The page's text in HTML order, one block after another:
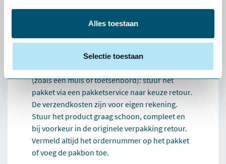
Alles toestaan
Selectie toestaan
vinden dat beter bij je past. Lukt dat niet, dan
verzorgen we de retour.
Hoe werkt het retourneren?
Grote producten (zoals stoelen en tafels): wij
halen deze kosteloos bij je op. Kleine producten
(zoals een muis of toetsenbord): stuur het
pakket via een pakketservice naar keuze retour.
De verzendkosten zijn voor eigen rekening.
Stuur het product graag schoon, compleet en
bij voorkeur in de originele verpakking retour.
Vermeld altijd het ordernummer op het pakket
of voeg de pakbon toe.